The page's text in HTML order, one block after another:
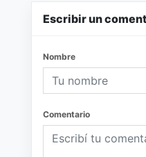
Escribir un
Nombre
Comentario